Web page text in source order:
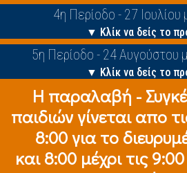
4η Περίοδο - 27 Ιουλίου
▼ Κλίκ να δείς το
5η Περίοδο - 24 Αυγούστου
▼ Κλίκ να δείς το
Η παραλαβή -
παιδιών γίνεται απο
8:00 για το
και 8:00 μέχρι τις